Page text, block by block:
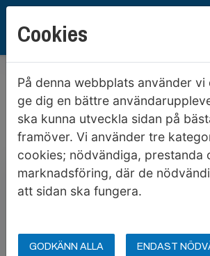
Hem
Mina sidor
Mobilt BankID
Starta Mobilt BankID
Cookies
På denna webbplats använder
ge dig en bättre
ska kunna utveckla sidan på
framöver. Vi använder tre
cookies; nödvändiga, prestanda
marknadsföring, där de
att sidan ska fungera.
GODKÄNN ALLA ENDAST